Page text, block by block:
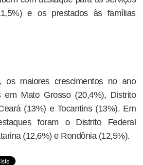
e os prestados às famílias
os maiores crescimentos no ano
em Mato Grosso (20,4%), Distrito
(13%) e Tocantins (13%). Em
foram o Distrito Federal
(12,6%) e Rondônia (12,5%).